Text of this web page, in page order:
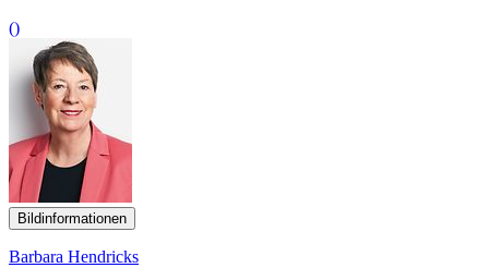
()
Bildinformationen
Barbara Hendricks